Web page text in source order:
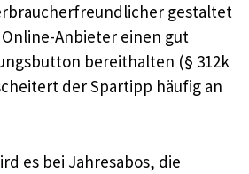
gestaltet
Online-Anbieter einen gut
bereithalten (§ 312k
der Spartipp häufig an
es bei Jahresabos, die